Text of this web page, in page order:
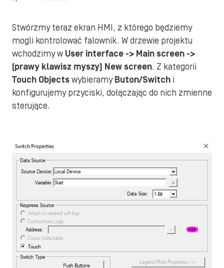
Stwórzmy teraz ekran HMI, z którego będziemy
mogli kontrolować falownik. W drzewie projektu
wchodzimy w User interface -> Main screen ->
(prawy klawisz myszy) New screen. Z kategorii
Touch Objectswybieramy Buton/Switch i
konfigurujemy przyciski, dołączając do nich zmienne
sterujące.